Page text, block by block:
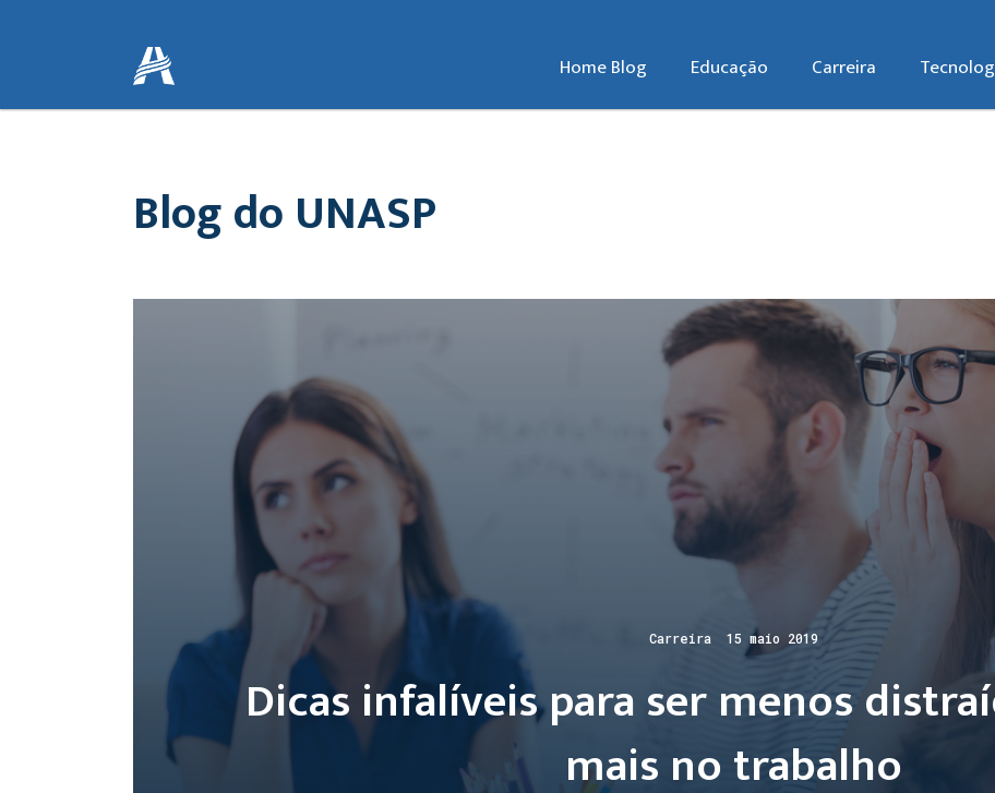
Home Blog Educação Carreira
Blog do UNASP
Carreira 15 maio 2019
Dicas infalíveis para ser menos
mais no trabalho